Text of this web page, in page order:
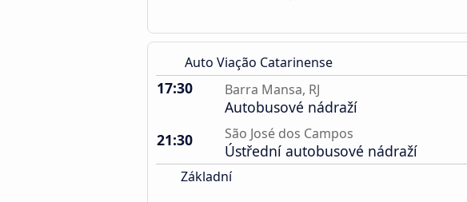
Auto Viação Catarinense
17:30 Barra Mansa, RJ
Autobusové nádraží
21:30
São José dos Campos
Ústřední autobusové nádraží
Základní